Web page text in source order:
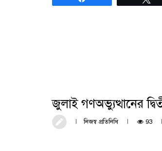
জুলাই গণঅভ্যুত্থানের
নিজস্ব প্রতিনিধি 93